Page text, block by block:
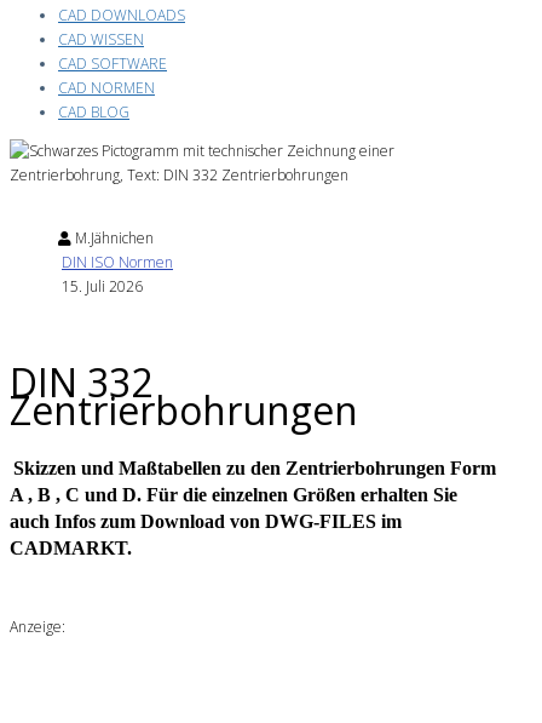
CAD DOWNLOADS
CAD WISSEN
CAD SOFTWARE
CAD NORMEN
CAD BLOG
M.Jähnichen
DIN ISO Normen
15. Juli 2026
DIN 332
Zentrierbohrungen
Skizzen und Maßtabellen zu den Zentrierbohrungen Form
A , B , C und D. Für die einzelnen Größen erhalten Sie
auch Infos zum Download von DWG-FILES im
CADMARKT.
Anzeige: